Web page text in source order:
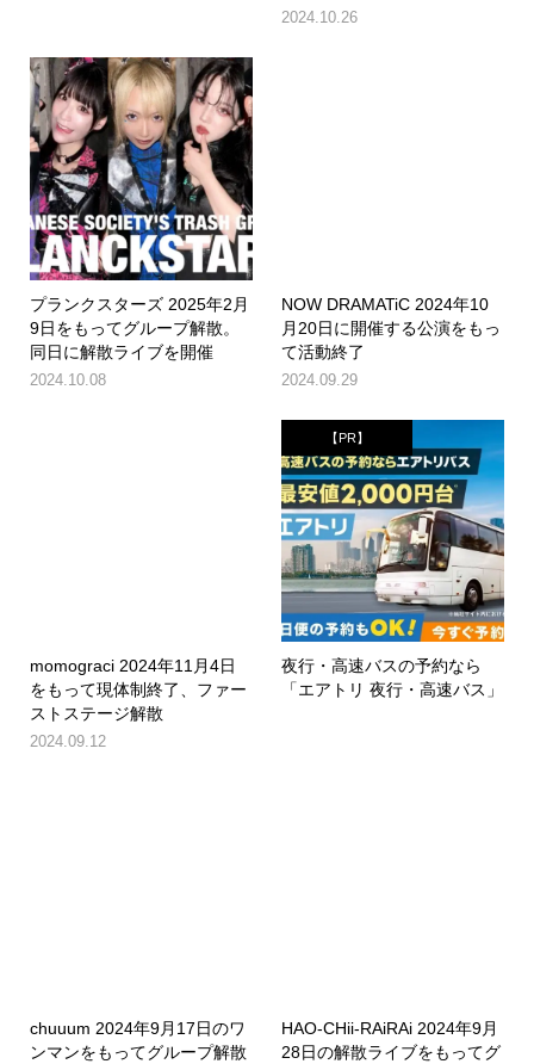
2024.10.26
プランクスターズ 2025年2月
9日をもってグループ解散。
同日に解散ライブを開催
2024.10.08
NOW DRAMATiC 2024年10
月20日に開催する公演をもっ
て活動終了
2024.09.29
momograci 2024年11月4日
をもって現体制終了、ファー
ストステージ解散
2024.09.12
【PR】
夜行・高速バスの予約なら
「エアトリ 夜行・高速バス」
chuuum 2024年9月17日のワ
ンマンをもってグループ解散
HAO-CHii-RAiRAi 2024年9月
28日の解散ライブをもってグ